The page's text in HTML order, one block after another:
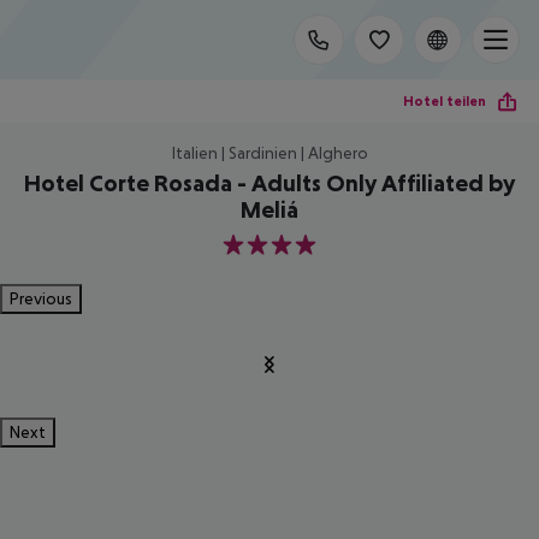
Hotel teilen
Italien | Sardinien | Alghero
Hotel Corte Rosada - Adults Only Affiliated by
Meliá
4
Previous
Next